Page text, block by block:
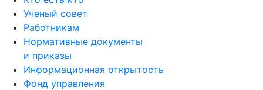
Ученый совет
Работникам
Нормативные документы
и приказы
Информационная открытость
Фонд управления